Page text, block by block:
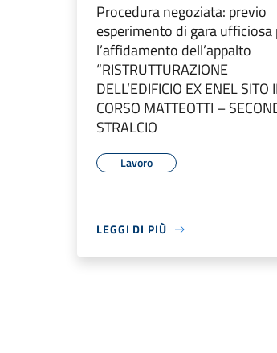
Procedura negoziata: previo
esperimento di gara ufficiosa
l’affidamento dell’appalto
“RISTRUTTURAZIONE
DELL’EDIFICIO EX ENEL SITO
CORSO MATTEOTTI –
STRALCIO
Lavoro
LEGGI DI PIÙ